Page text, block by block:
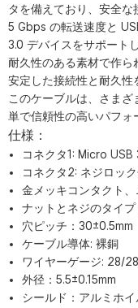
タを備えており、安全な
5 Gbps の転送速度と
3.0 デバイスをサポート
耐久性のある素材で作ら
安定した接続性と耐久性
このケーブルは、さま
単で信頼性の高いパフォ
仕様：
コネクタ1: Micro USB
コネクタ2: ネジロッ
金メッキコンタクト
ナットとネジのタイ
穴ピッチ：30±0.5mm
ケーブル導体: 裸銅
ワイヤーゲージ: 28/
外径：5.5±0.15mm
シールド：アルミホイ